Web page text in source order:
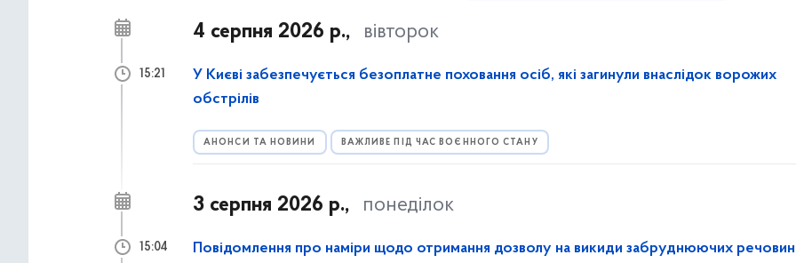
4 серпня 2026 р., вівторок
У Києві забезпечується безоплатне поховання осіб, які загинули внаслідок ворожих
обстрілів
АНОНСИ ТА НОВИНИ ВАЖЛИВЕ ПІД ЧАС ВОЄННОГО СТАНУ
15:21
3 серпня 2026 р., понеділок
Повідомлення про наміри щодо отримання дозволу на викиди забруднюючих речовин
15:04